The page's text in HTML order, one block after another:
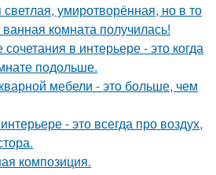
умиротворённая, но в то
комната получилась!
в интерьере - это когда
подольше.
мебели - это больше, чем
- это всегда про воздух,
композиция.